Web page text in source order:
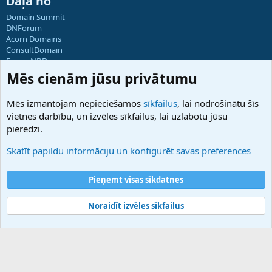
Domain Summit
DNForum
Acorn Domains
ConsultDomain
ForumNDD
Domainforum.ro
27.be
Hostmaria
Atbalsts
Palīdzība
Noteikumi un nosacījumi
Privātuma politika
Community platform by XenForo® © 2010-2025 XenForo Ltd.
Mēs cienām jūsu privātumu
Mēs izmantojam nepieciešamos sīkfailus, lai nodrošinātu šīs
vietnes darbību, un izvēles sīkfailus, lai uzlabotu jūsu
pieredzi.
Skatīt papildu informāciju un konfigurēt savas preferences
Pieņemt visas sīkdatnes
Noraidīt izvēles sīkfailus